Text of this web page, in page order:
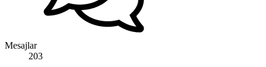
Mesajlar
203